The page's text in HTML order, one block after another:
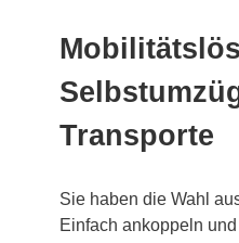
Transporte
Sie haben die Wahl
Einfach ankoppeln